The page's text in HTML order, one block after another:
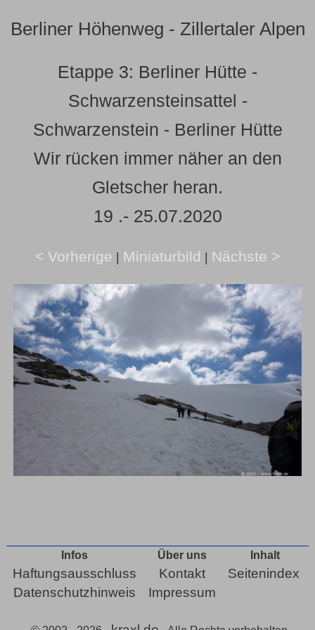
Berliner Höhenweg - Zillertaler Alpen
Etappe 3: Berliner Hütte -
Schwarzensteinsattel -
Schwarzenstein - Berliner Hütte
Wir rücken immer näher an den
Gletscher heran.
19 .- 25.07.2020
< Vorherige | Miniaturbild | Nächste >
Infos
Haftungsausschluss
Datenschutzhinweis
Über uns
Kontakt
Impressum
Inhalt
Seitenindex